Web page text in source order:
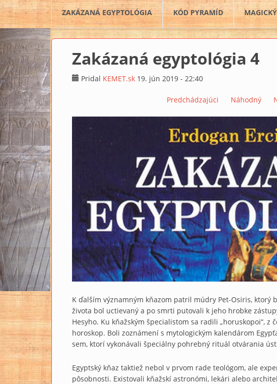
ZAKÁZANÁ EGYPTOLÓGIA KÓD PYRAMÍD
Zakázaná egyptológia 4
Pridal KEMET.sk 19. jún 2019 - 22:40
Predchádzajúci Náhodný
K ďalším významným kňazom patril múdry Pet-Osiris, ktorý
života bol uctievaný a po smrti putovali k jeho hrobke
Hesyho. Ku kňažským špecialistom sa radili „horuskopoi“, z
horoskop. Boli zoznámení s mytologickým kalendárom
sem, ktorí vykonávali špeciálny pohrebný rituál otvárania
Egyptský kňaz taktiež nebol v prvom rade teológom, ale
pôsobnosti. Existovali kňažskí astronómi, lekári alebo